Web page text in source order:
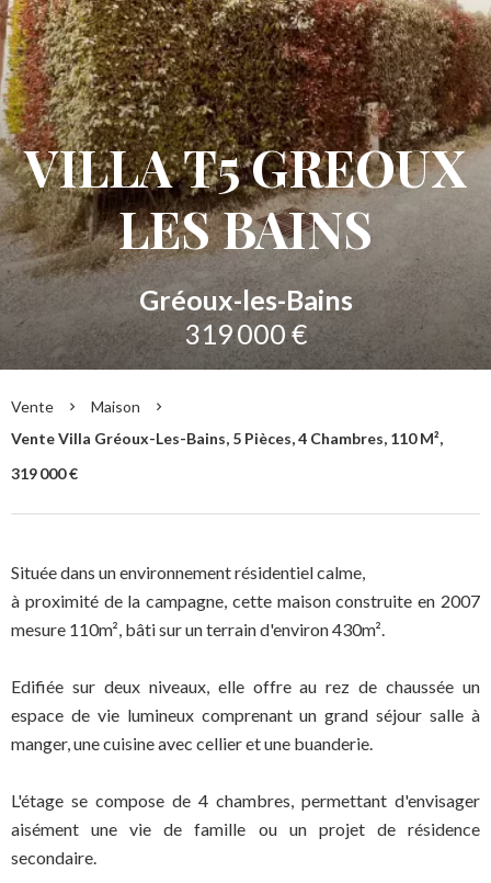
VILLA T5 GREOUX
LES BAINS
Gréoux-les-Bains
319 000 €
Vente
Maison
Vente Villa Gréoux-Les-Bains, 5 Pièces, 4 Chambres, 110 M²,
319 000 €
Située dans un environnement résidentiel calme,
à proximité de la campagne, cette maison construite en 2007
mesure 110m², bâti sur un terrain d'environ 430m².
Edifiée sur deux niveaux, elle offre au rez de chaussée un
espace de vie lumineux comprenant un grand séjour salle à
manger, une cuisine avec cellier et une buanderie.
L'étage se compose de 4 chambres, permettant d'envisager
aisément une vie de famille ou un projet de résidence
secondaire.